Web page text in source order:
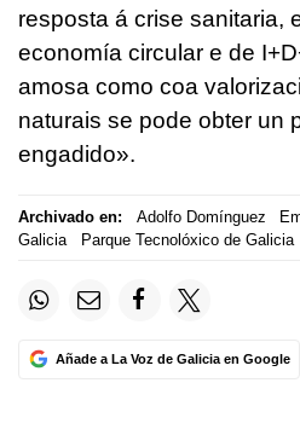
resposta á crise sanitaria,
economía circular e de
amosa como coa
naturais se pode obter un
engadido».
Archivado en: Adolfo Domínguez
Galicia
Parque Tecnolóxico de Galicia
Añade a La Voz de Galicia en Google